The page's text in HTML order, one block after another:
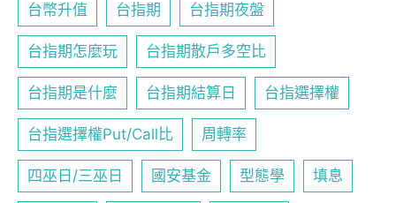
台幣升值 台指期 台指期夜盤
台指期怎麼玩 台指期散戶多空比
台指期是什麼 台指期結算日 台指選擇權
台指選擇權Put/Call比 周轉率
四巫日/三巫日 國安基金 型態學 填息